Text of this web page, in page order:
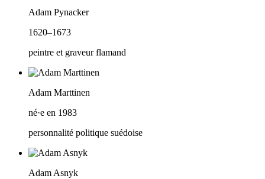
Adam Pynacker
1620–1673
peintre et graveur flamand
Adam Marttinen
né·e en 1983
personnalité politique suédoise
Adam Asnyk